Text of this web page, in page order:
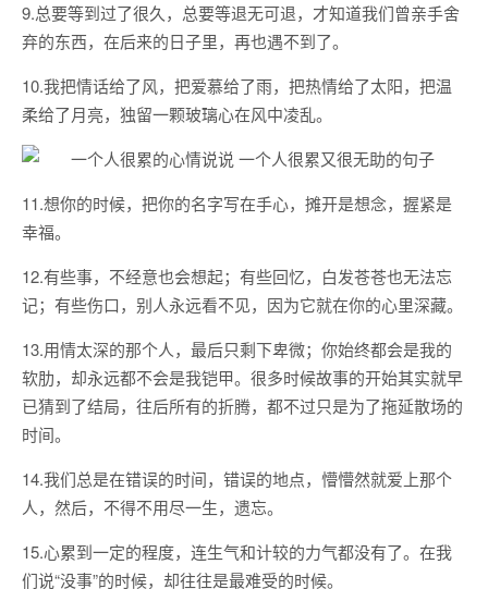
9.总要等到过了很久，总要等退无可退，才知道我们曾亲手舍
弃的东西，在后来的日子里，再也遇不到了。
10.我把情话给了风，把爱慕给了雨，把热情给了太阳，把温
柔给了月亮，独留一颗玻璃心在风中凌乱。
11.想你的时候，把你的名字写在手心，摊开是想念，握紧是
幸福。
12.有些事，不经意也会想起；有些回忆，白发苍苍也无法忘
记；有些伤口，别人永远看不见，因为它就在你的心里深藏。
13.用情太深的那个人，最后只剩下卑微；你始终都会是我的
软肋，却永远都不会是我铠甲。很多时候故事的开始其实就早
已猜到了结局，往后所有的折腾，都不过只是为了拖延散场的
时间。
14.我们总是在错误的时间，错误的地点，懵懵然就爱上那个
人，然后，不得不用尽一生，遗忘。
15.心累到一定的程度，连生气和计较的力气都没有了。在我
们说“没事”的时候，却往往是最难受的时候。